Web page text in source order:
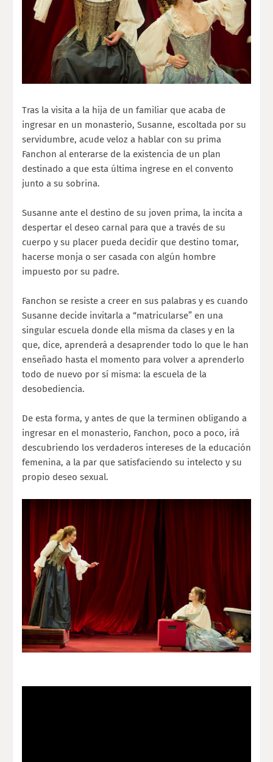
Tras la visita a la hija de un familiar que acaba de
ingresar en un monasterio, Susanne, escoltada por su
servidumbre, acude veloz a hablar con su prima
Fanchon al enterarse de la existencia de un plan
destinado a que esta última ingrese en el convento
junto a su sobrina.
Susanne ante el destino de su joven prima, la incita a
despertar el deseo carnal para que a través de su
cuerpo y su placer pueda decidir que destino tomar,
hacerse monja o ser casada con algún hombre
impuesto por su padre.
Fanchon se resiste a creer en sus palabras y es cuando
Susanne decide invitarla a “matricularse” en una
singular escuela donde ella misma da clases y en la
que, dice, aprenderá a desaprender todo lo que le han
enseñado hasta el momento para volver a aprenderlo
todo de nuevo por sí misma: la escuela de la
desobediencia.
De esta forma, y antes de que la terminen obligando a
ingresar en el monasterio, Fanchon, poco a poco, irá
descubriendo los verdaderos intereses de la educación
femenina, a la par que satisfaciendo su intelecto y su
propio deseo sexual.